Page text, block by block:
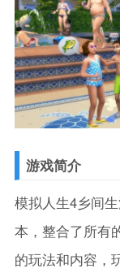
游戏简介
模拟人生4乡间
本，整合了所有
的玩法和内容，